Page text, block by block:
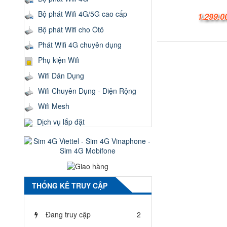
Bộ phát Wifi 4G/5G cao cấp
Bộ phát Wifi cho Ôtô
Phát Wifi 4G chuyên dụng
Phụ kiện Wifi
Wifi Dân Dụng
Wifi Chuyên Dụng - Diện Rộng
Wifi Mesh
Dịch vụ lắp đặt
THỐNG KÊ TRUY CẬP
Đang truy cập
2